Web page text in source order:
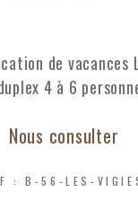
de vacances
4 à 6
Nous consulter
: B-56-LES-